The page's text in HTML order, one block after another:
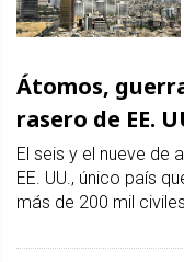
Átomos,
rasero de EE.
El seis y el nueve de
EE. UU., único país
más de 200 mil